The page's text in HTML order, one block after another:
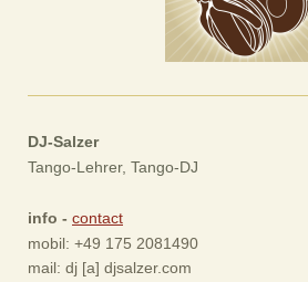
DJ-Salzer
Tango-Lehrer, Tango-DJ
info - contact
mobil: +49 175 2081490
mail: dj [a] djsalzer.com